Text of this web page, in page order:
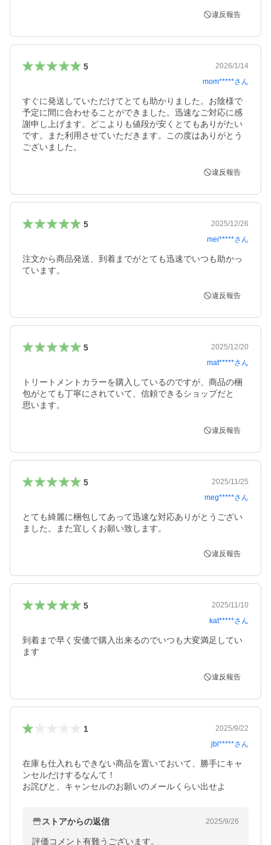
違反報告
5
2026/1/14
mom*****さん
すぐに発送していただけてとても助かりました。お陰様で
予定に間に合わせることができました。迅速なご対応に感
謝申し上げます。どこよりも値段が安くとてもありがたい
です。また利用させていただきます。この度はありがとう
ございました。
違反報告
5
2025/12/26
mei*****さん
注文から商品発送、到着までがとても迅速でいつも助かっ
ています。
違反報告
5
2025/12/20
mat*****さん
トリートメントカラーを購入しているのですが、商品の梱
包がとても丁寧にされていて、信頼できるショップだと
違反報告
5
2025/11/25
meg*****さん
とても綺麗に梱包してあって迅速な対応ありがとうござい
ました。また宜しくお願い致します。
違反報告
5
2025/11/10
kat*****さん
到着まで早く安価で購入出来るのでいつも大変満足してい
ます
違反報告
1
2025/9/22
jbl*****さん
在庫も仕入れもできない商品を置いておいて、勝手にキャ
ンセルだけするなんて！
お詫びと、キャンセルのお願いのメールくらい出せよ
ストアからの返信 2025/9/26
評価コメント有難うございます。